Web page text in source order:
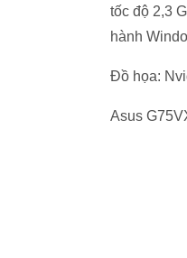
tốc độ 2,3
hành
Đồ họa:
Asus